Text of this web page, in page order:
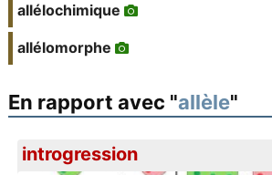
allélochimique
allélomorphe
En rapport avec "allèle"
introgression